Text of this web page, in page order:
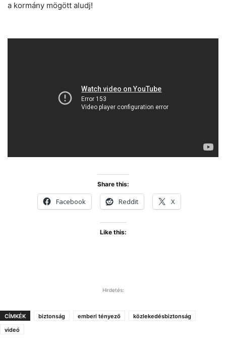
a kormány mögött aludj!
Share this:
Facebook Reddit X
Like this:
Hirdetés:
CÍMKÉK biztonság emberi tényező
közlekedésbiztonság
videó